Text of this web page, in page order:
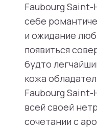
Faubourg
себе
и ожидание
появиться
будто
кожа
Faubourg Saint-
всей своей
сочетании с